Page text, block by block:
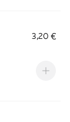
3,20 €